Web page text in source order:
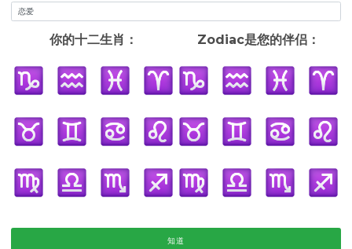
你的十二生肖： Zodiac是您的伴侣：
知道